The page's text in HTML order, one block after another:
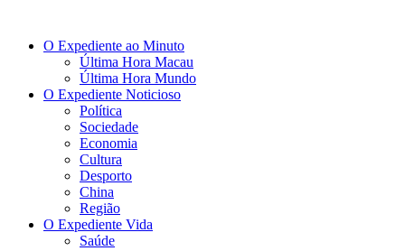
O Expediente ao Minuto
Última Hora Macau
Última Hora Mundo
O Expediente Noticioso
Política
Sociedade
Economia
Cultura
Desporto
China
Região
O Expediente Vida
Saúde